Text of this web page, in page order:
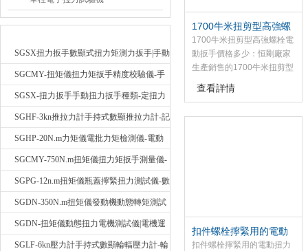
SGSX扭力扳手數顯式扭力矩測力扳手|手動
定扭矩檢測扳手
SGCMY-扭矩儀扭力矩扳手精度校驗儀-手
動扳子扭矩校準儀
SGSX-扭力扳手手動扭力扳手種類-定扭力
矩檢測扳手價格
SGHF-3kn推拉力計手持式數顯推拉力計-記
憶數據拉壓力測力計
SGHP-20N.m力矩儀電批力矩檢測儀-電動
螺絲批扭力矩測試儀
SGCMY-750N.m扭矩儀扭力矩扳手測量儀-
校準扳手扭力精度測試儀
SGPG-12n.m扭矩儀瓶蓋擰緊扭力測試儀-數
顯式瓶蓋扭力矩儀
SGDN-350N.m扭矩儀發動機動態轉矩測試
儀-動態電機扭矩測量儀
SGDN-扭矩儀動態扭力電機測試儀|電機運
轉摩擦力扭矩儀
SGLF-6kn壓力計手持式數顯輪輻壓力計-輪
螺紋緊固件的扭矩及軸向拉
力有嚴格要求的場合。
1700牛米扭剪型高強螺
栓電動扳手價格多少
1700牛米扭剪型高強螺栓電
動扳手價格多少：恒剛廠家
生產銷售的1700牛米扭剪型
高強螺栓電動扳手只需要換
內外套筒即可適用于各廠家
查看詳情
扣件螺栓擰緊用的電動
扭力扳手價格
扣件螺栓擰緊用的電動扭力